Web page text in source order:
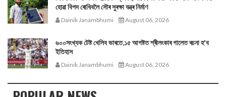
হোৱা বিপদ ৰোধিবলৈ সৌৰ সুৰক্ষা যন্ত্ৰ নিৰ্মাণ
Dainik Janambhumi August 06, 2026
৬০০সংখ্যক টেষ্ট খেলিব ভাৰতে,১৫ আগষ্টত শ্ৰীলংকাৰ গালেত ৰচনা হ'ব
ইতিহাস
Dainik Janambhumi August 06, 2026